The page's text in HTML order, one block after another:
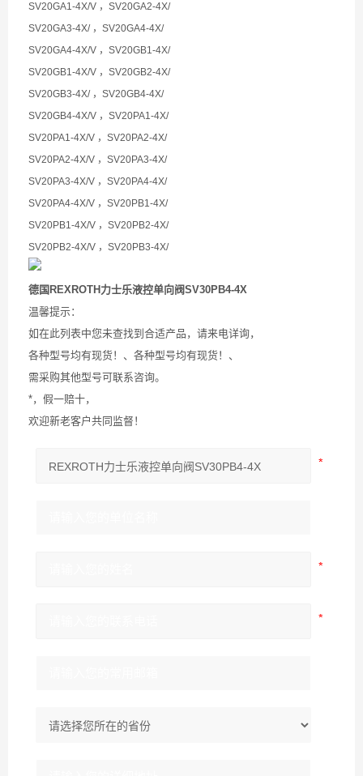
SV20GA1-4X/V ，SV20GA2-4X/
SV20GA3-4X/ ，SV20GA4-4X/
SV20GA4-4X/V ，SV20GB1-4X/
SV20GB1-4X/V ，SV20GB2-4X/
SV20GB3-4X/ ，SV20GB4-4X/
SV20GB4-4X/V ，SV20PA1-4X/
SV20PA1-4X/V ，SV20PA2-4X/
SV20PA2-4X/V ，SV20PA3-4X/
SV20PA3-4X/V ，SV20PA4-4X/
SV20PA4-4X/V ，SV20PB1-4X/
SV20PB1-4X/V ，SV20PB2-4X/
SV20PB2-4X/V ，SV20PB3-4X/
德国 REXROTH力士乐液控单向阀SV30PB4-4X
温馨提示：
如在此列表中您未查找到合适产品，请来电详询，
各种型号均有现货！、各种型号均有现货！、
需采购其他型号可联系咨询。
*，假一赔十，
欢迎新老客户共同监督！